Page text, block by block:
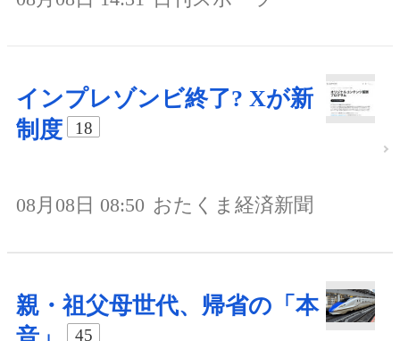
インプレゾンビ終了? Xが新
制度
18
08月08日 08:50 おたくま経済新聞
親・祖父母世代、帰省の「本
45